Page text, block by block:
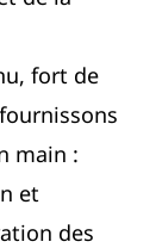
fort de
main :
et
des